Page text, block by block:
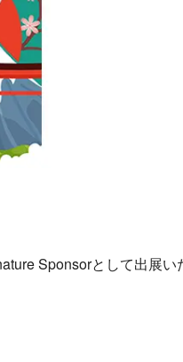
Sponsorとして出展い